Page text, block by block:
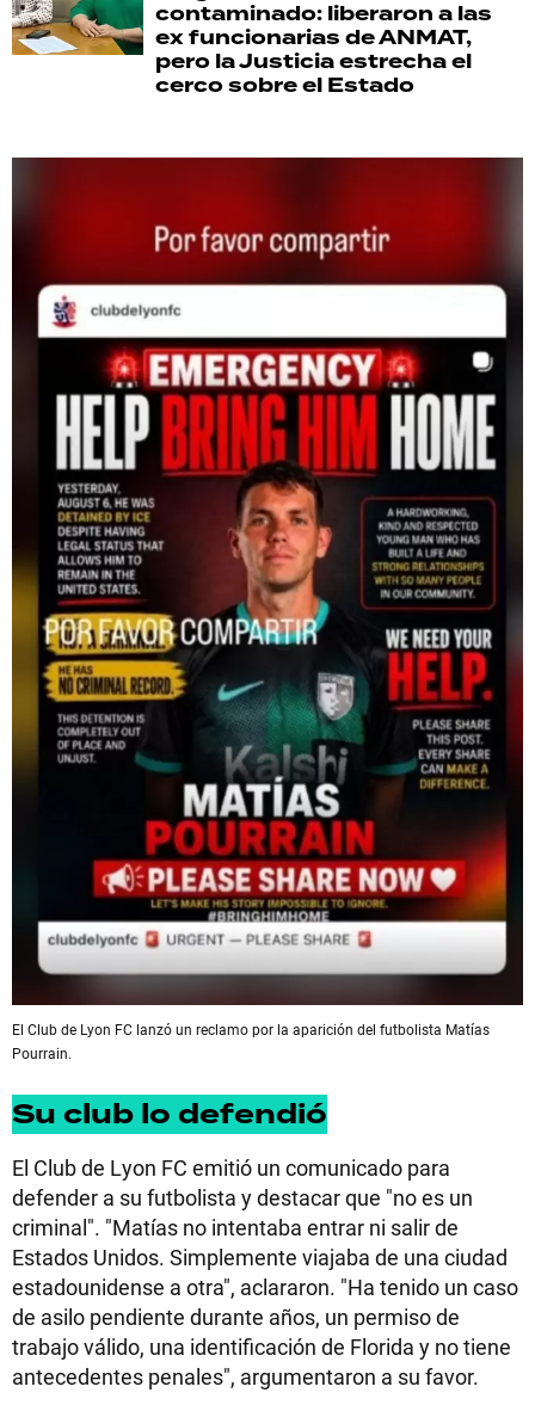
contaminado: liberaron a las
ex funcionarias de ANMAT,
pero la Justicia estrecha el
cerco sobre el Estado
El Club de Lyon FC lanzó un reclamo por la aparición del futbolista Matías
Pourrain.
Su club lo defendió
El Club de Lyon FC emitió un comunicado para
defender a su futbolista y destacar que "no es un
criminal". "Matías no intentaba entrar ni salir de
Estados Unidos. Simplemente viajaba de una ciudad
estadounidense a otra", aclararon. "Ha tenido un caso
de asilo pendiente durante años, un permiso de
trabajo válido, una identificación de Florida y no tiene
antecedentes penales", argumentaron a su favor.